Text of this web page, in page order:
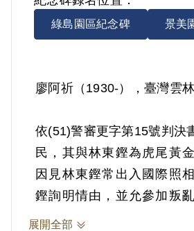
綠島園區紀念碑 景美
廖阿祈（1930-），臺灣雲林
依(51)警審更字第15號判決
民，其與林東鏗為虎尾黃
因見林東鏗常出入國際照
鏗詢明情由，並允參加叛
加青年黨等情。1961年10
展開全部